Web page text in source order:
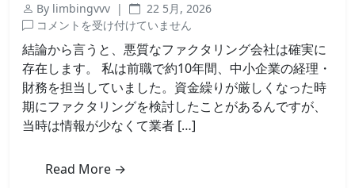
By limbingvvv |
22 5月, 2026
悪
質
な
フ
ァ
ク
タ
グ
コメントを受け付けていません
結論から言うと、悪質なファクタリング会社は確実に
存在します。 私は前職で約10年間、中小企業の経理・
財務を担当していました。資金繰りが厳しくなった時
期にファクタリングを検討したことがあるんですが、
当時は情報が少なくて業者 […]
Read More →